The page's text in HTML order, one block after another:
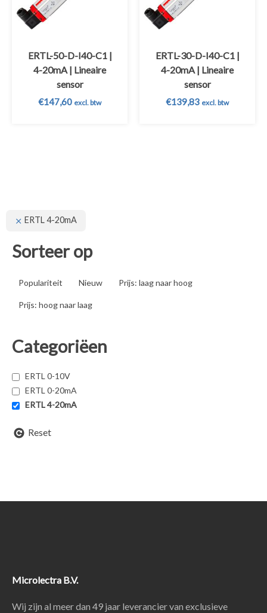
ERTL 4-20mA
Sorteer op
Populariteit Nieuw Prijs: laag naar hoog
Prijs: hoog naar laag
Categoriëen
ERTL 0-10V
ERTL 0-20mA
ERTL 4-20mA
Reset
ERTL-50-D-I40-C1 |
4-20mA | Lineaire
sensor
€147,60 excl. btw
ERTL-30-D-I40-C1 |
4-20mA | Lineaire
sensor
€139,83 excl. btw
Microlectra B.V.
Wij zijn al meer dan 49 jaar leverancier van exclusieve